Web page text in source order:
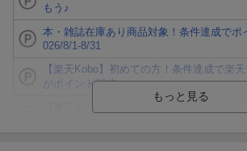
もう♪
本・雑誌在庫あり商品対象！条件達成でポ
026/8/1-8/31
【楽天Kobo】初めての方！条件達成で楽
がポイント20倍